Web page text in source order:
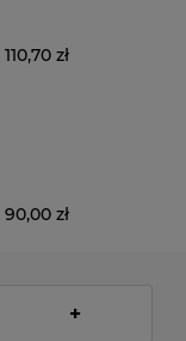
110,70 zł
90,00 zł
+